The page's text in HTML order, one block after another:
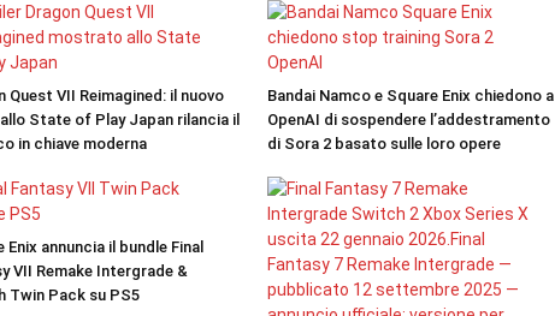
Quest VII Reimagined: il nuovo
State of Play Japan rilancia il
in chiave moderna
Bandai Namco e Square Enix chiedono a
OpenAI di sospendere l’addestramento
di Sora 2 basato sulle loro opere
Enix annuncia il bundle Final
VII Remake Intergrade &
Twin Pack su PS5